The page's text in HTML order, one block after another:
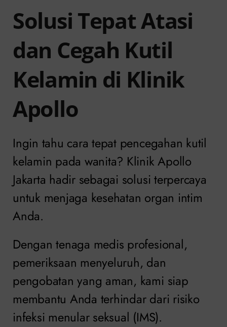
Solusi Tepat Atasi
dan Cegah Kutil
Kelamin di Klinik
Apollo
Ingin tahu cara tepat pencegahan kutil
kelamin pada wanita? Klinik Apollo
Jakarta hadir sebagai solusi terpercaya
untuk menjaga kesehatan organ intim
Anda.
Dengan tenaga medis profesional,
pemeriksaan menyeluruh, dan
pengobatan yang aman, kami siap
membantu Anda terhindar dari risiko
infeksi menular seksual (IMS).